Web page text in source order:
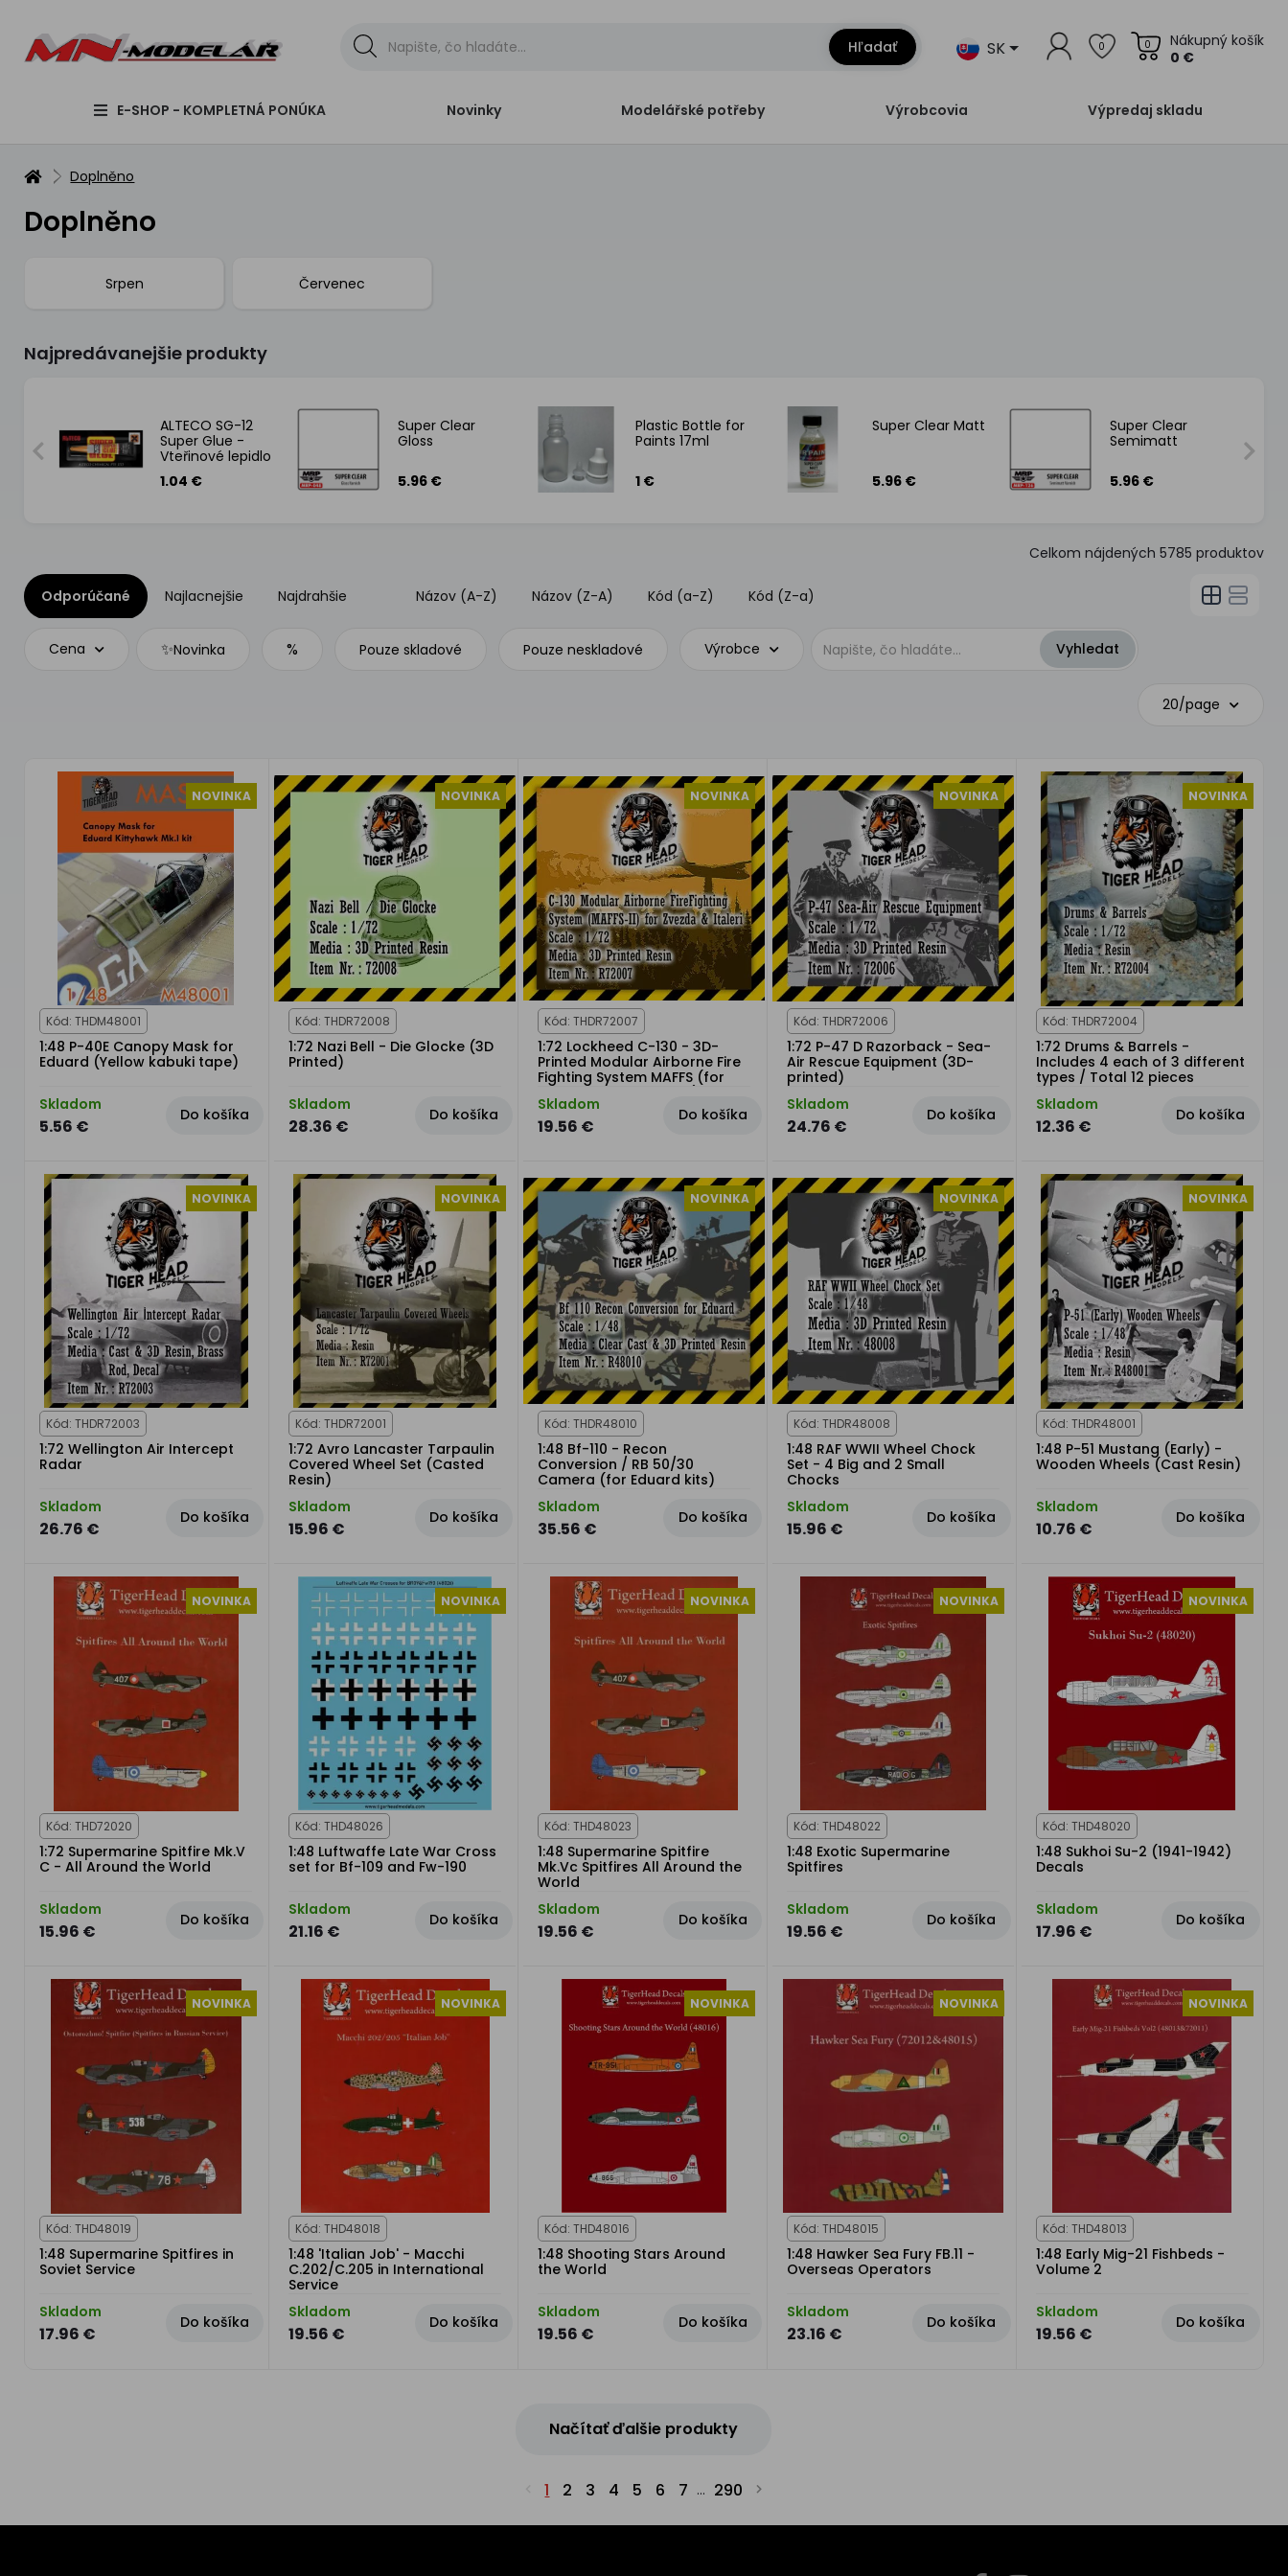
Hľadať SK 0
Nákupný košík
0 €
0
E-SHOP - KOMPLETNÁ PONÚKA Novinky Modelářské potřeby Výrobcovia Výpredaj skladu
Doplněno
Doplněno
Srpen Červenec
Najpredávanejšie produkty
ALTECO SG-12
Super Glue -
Vteřinové lepidlo
3g
1.04 €
Super Clear
Gloss
5.96 €
Plastic Bottle for
Paints 17ml
1 €
Super Clear Matt
5.96 €
Super Clear
Semimatt
5.96 €
Celkom nájdených 5785 produktov
Odporúčané Najlacnejšie Najdrahšie Názov (A-Z) Názov (Z-A) Kód (a-Z) Kód (Z-a)
Cena ✨Novinka % Pouze skladové Pouze neskladové Výrobce
20/page
NOVINKA
Kód: THDM48001
1:48 P-40E Canopy Mask for
Eduard (Yellow kabuki tape)
Skladom
5.56 €
Do košíka
NOVINKA
Kód: THDR72008
1:72 Nazi Bell - Die Glocke (3D
Printed)
Skladom
28.36 €
Do košíka
NOVINKA
Kód: THDR72007
1:72 Lockheed C-130 - 3D-
Printed Modular Airborne Fire
Fighting System MAFFS (for
Skladom
19.56 €
Do košíka
NOVINKA
Kód: THDR72006
1:72 P-47 D Razorback - Sea-
Air Rescue Equipment (3D-
printed)
Skladom
24.76 €
Do košíka
NOVINKA
Kód: THDR72004
1:72 Drums & Barrels -
Includes 4 each of 3 different
types / Total 12 pieces
Skladom
12.36 €
Do košíka
NOVINKA
Kód: THDR72003
1:72 Wellington Air Intercept
Radar
Skladom
26.76 €
Do košíka
NOVINKA
Kód: THDR72001
1:72 Avro Lancaster Tarpaulin
Covered Wheel Set (Casted
Resin)
Skladom
15.96 €
Do košíka
NOVINKA
Kód: THDR48010
1:48 Bf-110 - Recon
Conversion / RB 50/30
Camera (for Eduard kits)
Skladom
35.56 €
Do košíka
NOVINKA
Kód: THDR48008
1:48 RAF WWII Wheel Chock
Set - 4 Big and 2 Small
Chocks
Skladom
15.96 €
Do košíka
NOVINKA
Kód: THDR48001
1:48 P-51 Mustang (Early) -
Wooden Wheels (Cast Resin)
Skladom
10.76 €
Do košíka
NOVINKA
Kód: THD72020
1:72 Supermarine Spitfire Mk.V
C - All Around the World
Skladom
15.96 €
Do košíka
NOVINKA
Kód: THD48026
1:48 Luftwaffe Late War Cross
set for Bf-109 and Fw-190
Skladom
21.16 €
Do košíka
NOVINKA
Kód: THD48023
1:48 Supermarine Spitfire
Mk.Vc Spitfires All Around the
World
Skladom
19.56 €
Do košíka
NOVINKA
Kód: THD48022
1:48 Exotic Supermarine
Spitfires
Skladom
19.56 €
Do košíka
NOVINKA
Kód: THD48020
1:48 Sukhoi Su-2 (1941-1942)
Decals
Skladom
17.96 €
Do košíka
NOVINKA
Kód: THD48019
1:48 Supermarine Spitfires in
Soviet Service
Skladom
17.96 €
Do košíka
NOVINKA
Kód: THD48018
1:48 'Italian Job' - Macchi
C.202/C.205 in International
Service
Skladom
19.56 €
Do košíka
NOVINKA
Kód: THD48016
1:48 Shooting Stars Around
the World
Skladom
19.56 €
Do košíka
NOVINKA
Kód: THD48015
1:48 Hawker Sea Fury FB.11 -
Overseas Operators
Skladom
23.16 €
Do košíka
NOVINKA
Kód: THD48013
1:48 Early Mig-21 Fishbeds -
Volume 2
Skladom
19.56 €
Do košíka
Načítať ďalšie produkty
1 2 3 4 5 6 7 ... 290